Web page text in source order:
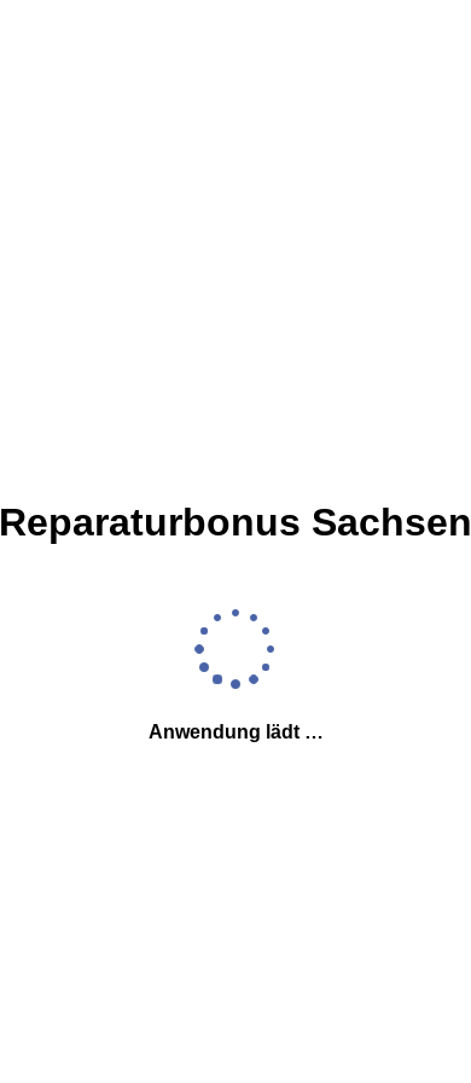
Reparaturbonus Sachsen
Anwendung lädt …